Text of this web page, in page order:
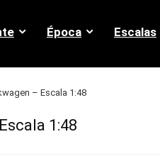
Época Escalas
– Escala 1:48
1:48